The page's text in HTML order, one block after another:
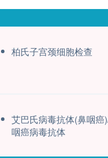
柏氏子宫颈细胞检查
艾巴氏病毒抗体(鼻咽癌
咽癌病毒抗体